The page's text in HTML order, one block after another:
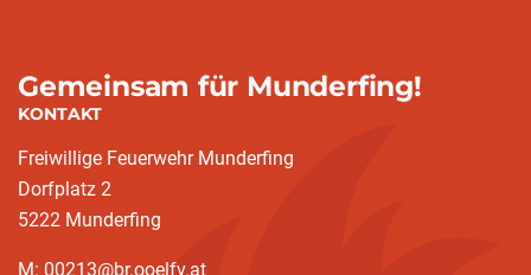
Gemeinsam für Munderfing!
KONTAKT
Freiwillige Feuerwehr Munderfing
Dorfplatz 2
5222 Munderfing
M: 00213@br.ooelfv.at